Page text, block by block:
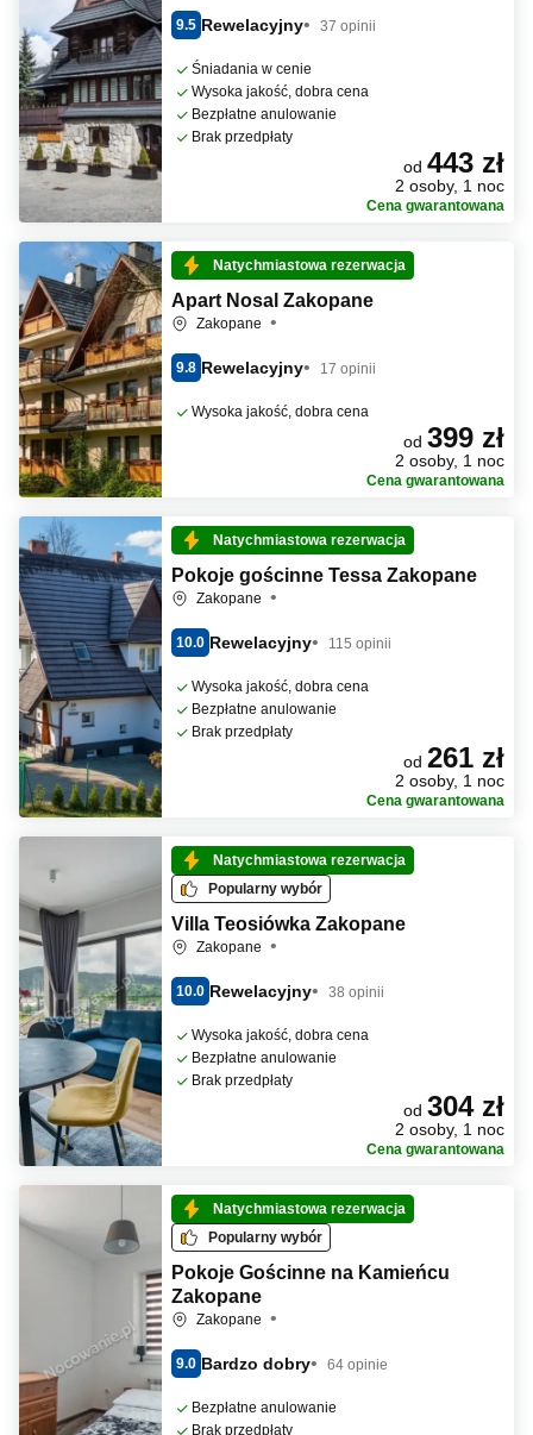
9.5 Rewelacyjny 37 opinii
Śniadania w cenie
Wysoka jakość, dobra cena
Bezpłatne anulowanie
Brak przedpłaty
od 443 zł
2 osoby, 1 noc
Cena gwarantowana
Natychmiastowa rezerwacja
Apart Nosal Zakopane
Zakopane
9.8 Rewelacyjny 17 opinii
Wysoka jakość, dobra cena
od 399 zł
2 osoby, 1 noc
Cena gwarantowana
Natychmiastowa rezerwacja
Pokoje gościnne Tessa Zakopane
Zakopane
10.0 Rewelacyjny 115 opinii
Wysoka jakość, dobra cena
Bezpłatne anulowanie
Brak przedpłaty
od 261 zł
2 osoby, 1 noc
Cena gwarantowana
Natychmiastowa rezerwacja
Popularny wybór
Villa Teosiówka Zakopane
Zakopane
10.0 Rewelacyjny 38 opinii
Wysoka jakość, dobra cena
Bezpłatne anulowanie
Brak przedpłaty
od 304 zł
2 osoby, 1 noc
Cena gwarantowana
Natychmiastowa rezerwacja
Popularny wybór
Pokoje Gościnne na Kamieńcu
Zakopane
Zakopane
9.0 Bardzo dobry 64 opinie
Bezpłatne anulowanie
Brak przedpłaty